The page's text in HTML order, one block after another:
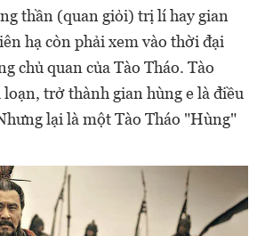
thần (quan giỏi) trị lí hay gian
hạ còn phải xem vào thời đại
chủ quan của Tào Tháo. Tào
trở thành gian hùng e là điều
lại là một Tào Tháo "Hùng"